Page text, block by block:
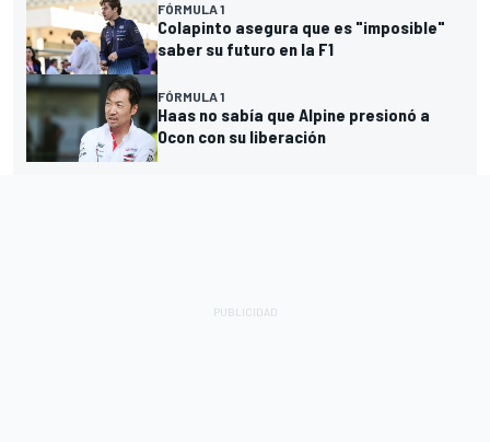
FÓRMULA 1
Colapinto asegura que es "imposible"
saber su futuro en la F1
FÓRMULA 1
Haas no sabía que Alpine presionó a
Ocon con su liberación